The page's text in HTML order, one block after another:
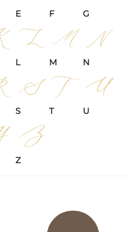
E F G
L M N
S T U
Z